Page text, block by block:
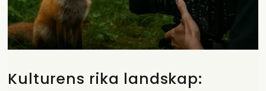
Kulturens rika landskap: